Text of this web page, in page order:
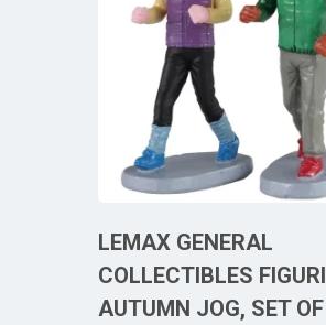
LEMAX GENERAL
COLLECTIBLES
AUTUMN JOG, SET